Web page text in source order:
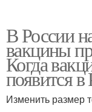
В России
вакцины
Когда
появится в
Изменить размер